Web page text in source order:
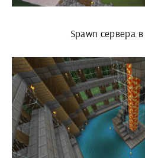
Spawn сервера